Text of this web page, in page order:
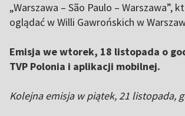
„Warszawa – São Paulo – Warszawa”,
oglądać w Willi Gawrońskich w
Emisja we wtorek, 18 listopada o
TVP Polonia i aplikacji mobilnej.
Kolejna emisja w piątek, 21 listopada,